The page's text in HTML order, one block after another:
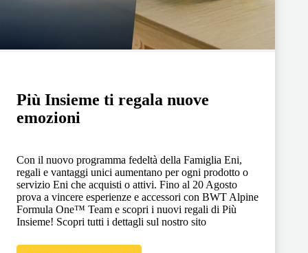
Più Insieme ti regala nuove
emozioni
Con il nuovo programma fedeltà della Famiglia Eni,
regali e vantaggi unici aumentano per ogni prodotto o
servizio Eni che acquisti o attivi. Fino al 20 Agosto
prova a vincere esperienze e accessori con BWT Alpine
Formula One™ Team e scopri i nuovi regali di Più
Insieme! Scopri tutti i dettagli sul nostro sito